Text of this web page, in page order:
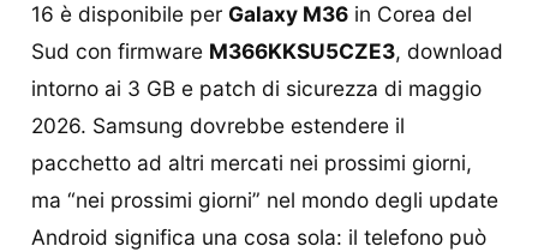
16 è disponibile per Galaxy M36 in Corea del
Sud con firmware M366KKSU5CZE3, download
intorno ai 3 GB e patch di sicurezza di maggio
2026. Samsung dovrebbe estendere il
pacchetto ad altri mercati nei prossimi giorni,
ma “nei prossimi giorni” nel mondo degli update
Android significa una cosa sola: il telefono può